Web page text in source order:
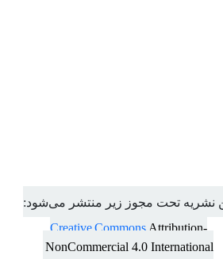
نشریه تحت مجوز زیر منتشر می‌شود:
Creative Commons Attribution-
NonCommercial 4.0 International